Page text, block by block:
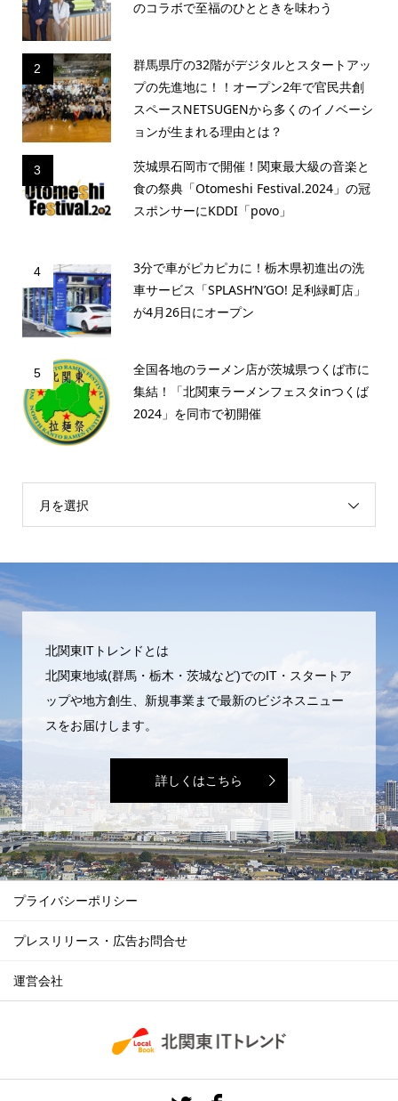
のコラボで至福のひとときを味わう
2
群馬県庁の32階がデジタルとスタートアッ
プの先進地に！！オープン2年で官民共創
スペースNETSUGENから多くのイノベーシ
ョンが生まれる理由とは？
3
茨城県石岡市で開催！関東最大級の音楽と
食の祭典「Otomeshi Festival.2024」の冠
スポンサーにKDDI「povo」
4
3分で車がピカピカに！栃木県初進出の洗
車サービス「SPLASH’N’GO! 足利緑町店」
が4月26日にオープン
5
全国各地のラーメン店が茨城県つくば市に
集結！「北関東ラーメンフェスタinつくば
2024」を同市で初開催
月を選択
北関東ITトレンドとは
北関東地域(群馬・栃木・茨城など)でのIT・スタートア
ップや地方創生、新規事業まで最新のビジネスニュー
スをお届けします。
詳しくはこちら
プライバシーポリシー
プレスリリース・広告お問合せ
運営会社